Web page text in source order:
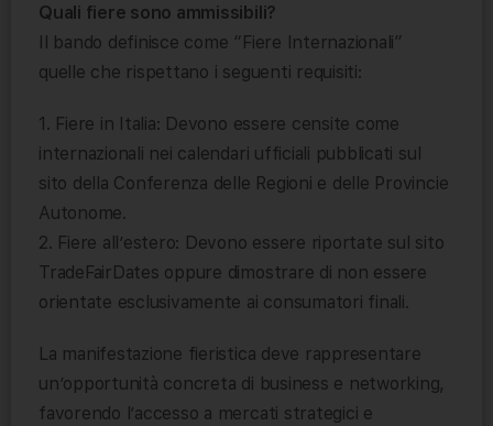
Quali fiere sono ammissibili?
Il bando definisce come “Fiere Internazionali”
quelle che rispettano i seguenti requisiti:
1. Fiere in Italia: Devono essere censite come
internazionali nei calendari ufficiali pubblicati sul
sito della Conferenza delle Regioni e delle Provincie
Autonome.
2. Fiere all’estero: Devono essere riportate sul sito
TradeFairDates oppure dimostrare di non essere
orientate esclusivamente ai consumatori finali.
La manifestazione fieristica deve rappresentare
un’opportunità concreta di business e networking,
favorendo l’accesso a mercati strategici e